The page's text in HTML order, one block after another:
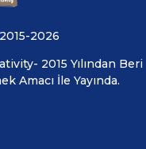
2026
2015 Yılından Beri
Amacı İle Yayında.